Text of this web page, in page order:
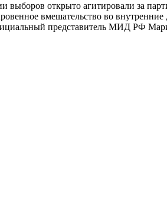
открыто агитировали за
вмешательство во
представитель МИД РФ